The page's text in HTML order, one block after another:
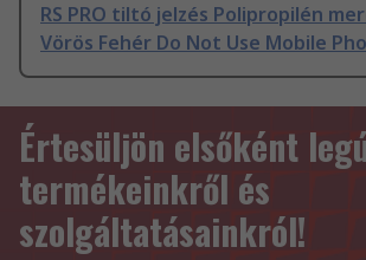
RS PRO tiltó jelzés Polipropilén
Vörös Fehér Do Not Use Mobile
Értesüljön elsőként
termékeinkről és
szolgáltatásainkról!